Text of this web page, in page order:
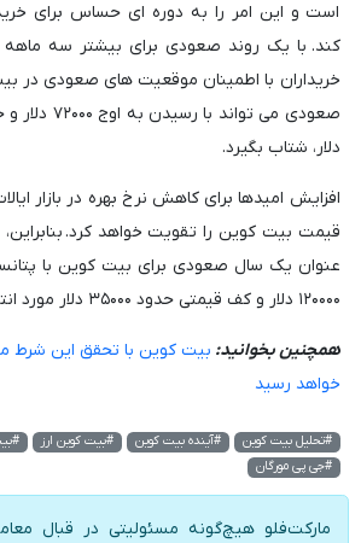
است و این امر را به دوره ای حساس برای
خریداران با اطمینان موقعیت های صعودی در
دلار، شتاب بگیرد.
افزایش امیدها برای کاهش نرخ بهره در بازار
عنوان یک سال صعودی برای بیت کوین با
۱۲۰۰۰۰ دلار و کف قیمتی حدود ۳۵۰۰۰ دلار مورد انتظار است.
همچنین بخوانید:
خواهد رسید
#تحلیل بیت کوین #آینده بیت کوین #بیت کوین ارز
#جی پی مورگان
مارکت‌فلو هیچ‌گونه مسئولیتی در قبال